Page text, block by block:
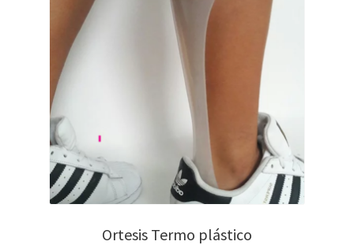
Ortesis Termo plástico